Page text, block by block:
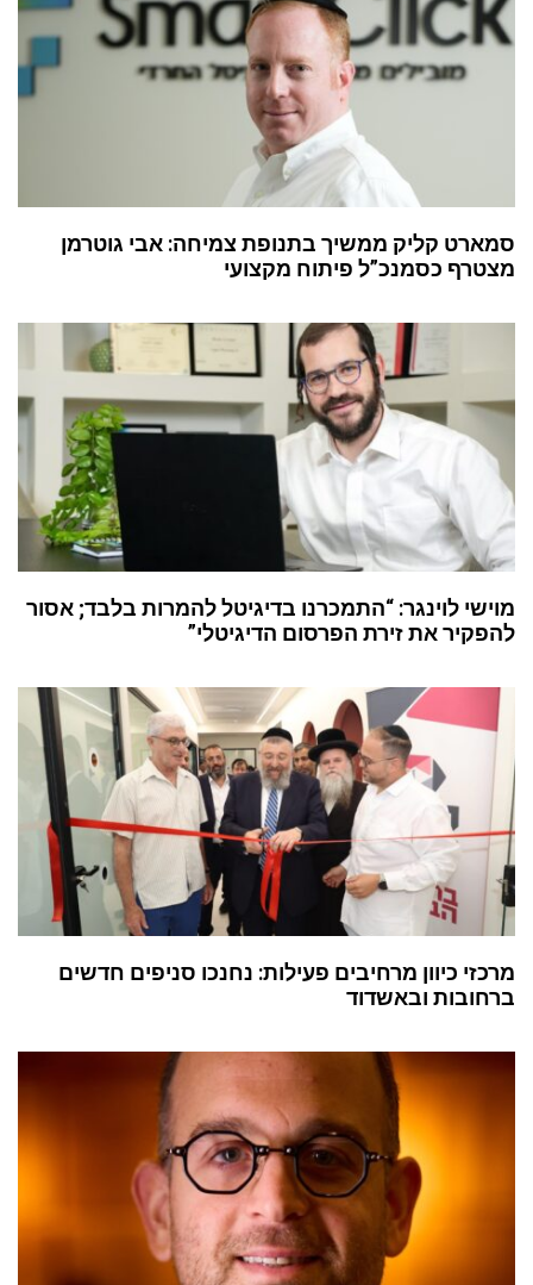
סמארט קליק ממשיך בתנופת צמיחה: אבי גוטרמן
מצטרף כסמנכ”ל פיתוח מקצועי
מוישי לוינגר: “התמכרנו בדיגיטל להמרות בלבד; אסור
להפקיר את זירת הפרסום הדיגיטלי”
מרכזי כיוון מרחיבים פעילות: נחנכו סניפים חדשים
ברחובות ובאשדוד